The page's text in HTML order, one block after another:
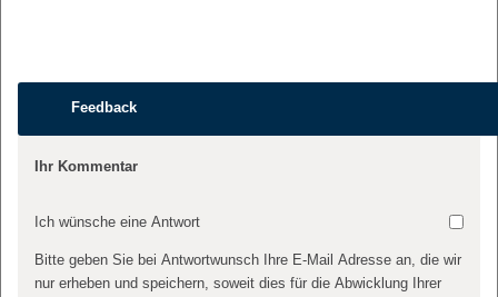
Feedback
Ihr Kommentar
Ich wünsche eine Antwort
Bitte geben Sie bei Antwortwunsch Ihre E-Mail Adresse an, die wir
nur erheben und speichern, soweit dies für die Abwicklung Ihrer